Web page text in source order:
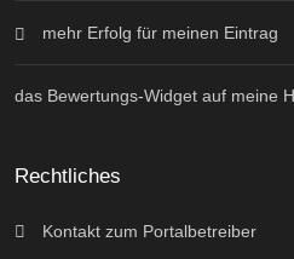
mehr Erfolg für meinen Eintrag
das Bewertungs-Widget auf meine
Rechtliches
Kontakt zum Portalbetreiber